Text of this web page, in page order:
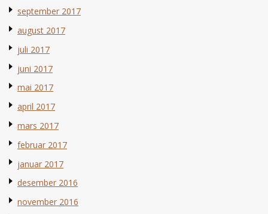
september 2017
august 2017
juli 2017
juni 2017
mai 2017
april 2017
mars 2017
februar 2017
januar 2017
desember 2016
november 2016